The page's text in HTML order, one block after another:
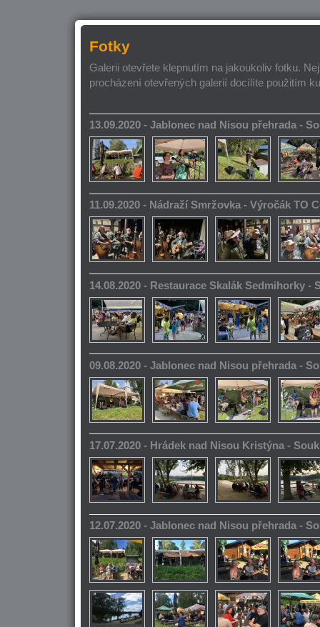
Fotky
Galerii otevřete klepnutím na jakoukoliv fotku.
procházení otevřených galerií docílíte použitím
13.09.2020 - Jablonec nad Nisou přehrada -
11.09.2020 - Nádraží Smržovka - Výročák TO
14.08.2020 - Restaurace Skalák Sedmihorky -
09.08.2020 - Jablonec nad Nisou přehrada -
17.07.2020 - Hrádek nad Nisou Kristýna -
12.07.2020 - Jablonec nad Nisou přehrada -